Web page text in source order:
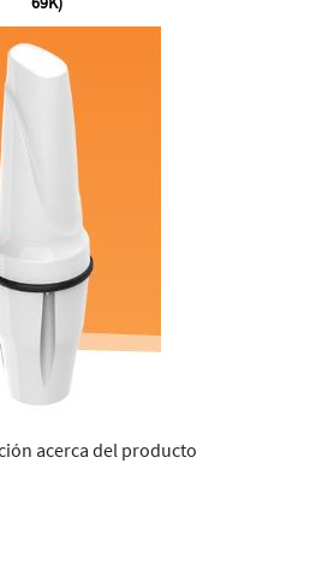
acerca del producto